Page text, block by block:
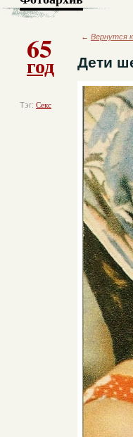
65
год
Тэг: Секс
← Вернутся
Дети